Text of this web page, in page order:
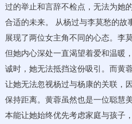
过的举止和言辞不检点，无法为她
合适的未来。 从杨过与李莫愁的故
展现了两位女主角不同的心态。李
但她内心深处一直渴望着爱和温暖
诚时，她无法抵挡这份吸引。而黄
让她无法忽视杨过与杨康的关联，
保持距离。黄蓉虽然也是一位聪慧
本能让她始终优先考虑家庭与孩子